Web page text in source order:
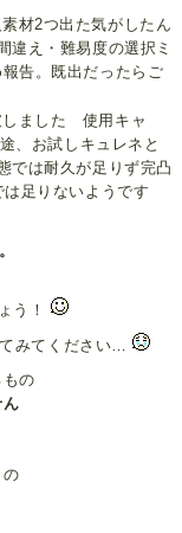
材2つ出た気がしたん
違え・難易度の選択ミ
告。既出だったらご
しました 使用キャ
、お試しキュレネと
では耐久が足りず完凸
足りないようです
う！
てみてください…
の
ん
の